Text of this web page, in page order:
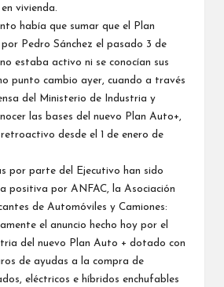
vivienda.
había que sumar que el Plan
Pedro Sánchez el pasado 3 de
estaba activo ni se conocían sus
punto cambio ayer, cuando a través
del Ministerio de Industria y
las bases del nuevo Plan Auto+,
desde el 1 de enero de
por parte del Ejecutivo han sido
positiva por ANFAC, la Asociación
de Automóviles y Camiones:
el anuncio hecho hoy por el
del nuevo Plan Auto + dotado con
de ayudas a la compra de
eléctricos e híbridos enchufables